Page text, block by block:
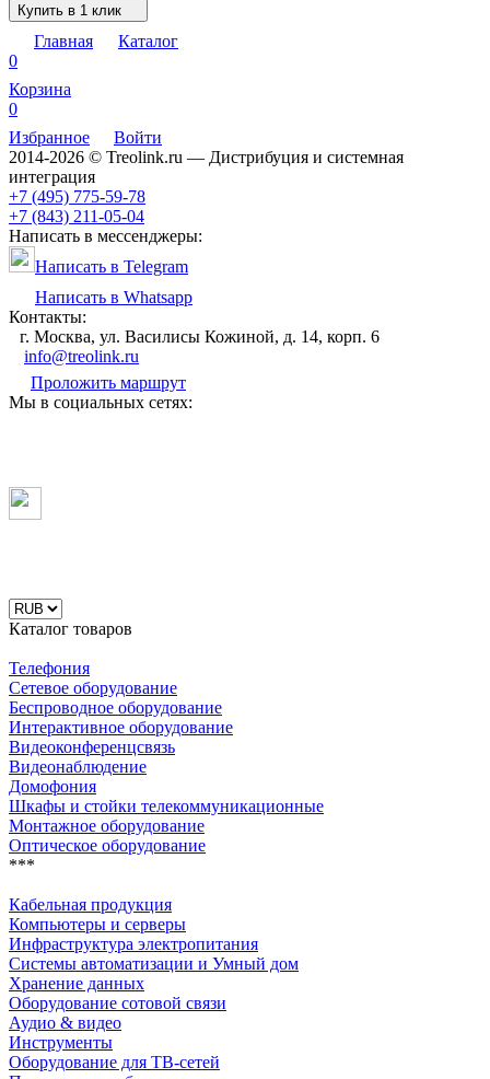
Купить в 1 клик
Главная
Каталог
0
Корзина
0
Избранное
Войти
2014-2026 © Treolink.ru — Дистрибуция и системная
интеграция
+7 (495) 775-59-78
+7 (843) 211-05-04
Написать в мессенджеры:
Написать в Telegram
Написать в Whatsapp
Контакты:
г. Москва, ул. Василисы Кожиной, д. 14, корп. 6
info@treolink.ru
Проложить маршрут
Мы в социальных сетях:
Каталог товаров
Телефония
Сетевое оборудование
Беспроводное оборудование
Интерактивное оборудование
Видеоконференцсвязь
Видеонаблюдение
Домофония
Шкафы и стойки телекоммуникационные
Монтажное оборудование
Оптическое оборудование
***
Кабельная продукция
Компьютеры и серверы
Инфраструктура электропитания
Системы автоматизации и Умный дом
Хранение данных
Оборудование сотовой связи
Аудио & видео
Инструменты
Оборудование для ТВ-сетей